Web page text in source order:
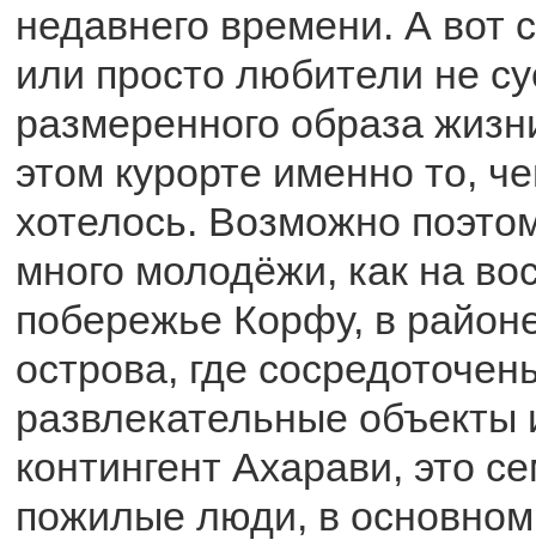
недавнего времени. А вот
или просто любители не
размеренного образа
этом курорте именно то,
хотелось. Возможно
много молодёжи, как на
побережье Корфу, в
острова, где
развлекательные объекты
контингент Ахарави, это
пожилые люди, в